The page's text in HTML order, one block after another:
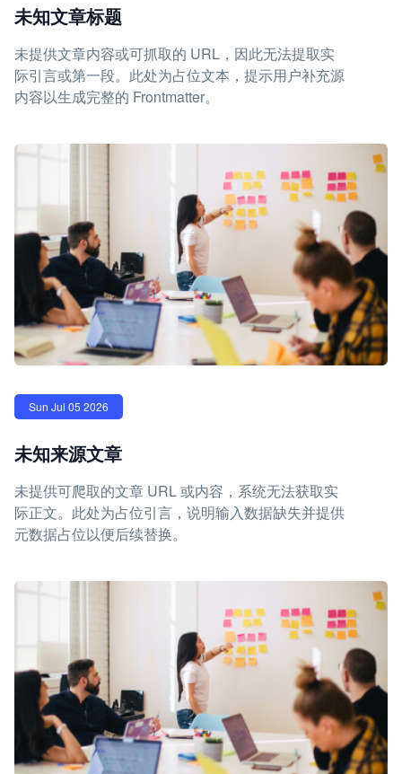
未知文章标题
未提供文章内容或可抓取的 URL，因此无法提取实
际引言或第一段。此处为占位文本，提示用户补充源
内容以生成完整的 Frontmatter。
Sun Jul 05 2026
未知来源文章
未提供可爬取的文章 URL 或内容，系统无法获取实
际正文。此处为占位引言，说明输入数据缺失并提供
元数据占位以便后续替换。